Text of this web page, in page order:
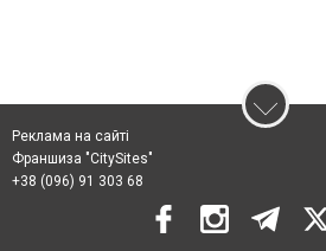
Реклама на сайті
Франшиза "CitySites"
+38 (096) 91 303 68